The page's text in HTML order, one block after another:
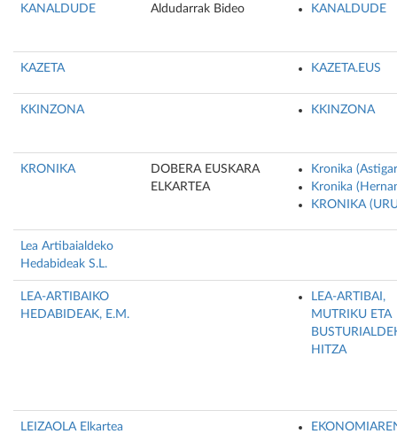
KANALDUDE Aldudarrak Bideo KANALDUDE
KAZETA KAZETA.EUS
KKINZONA KKINZONA
KRONIKA
DOBERA EUSKARA
ELKARTEA
Kronika
Kronika
KRONIKA
Lea Artibaialdeko
Hedabideak S.L.
LEA-ARTIBAIKO
HEDABIDEAK, E.M.
LEA-ARTIBAI,
MUTRIKU ETA
HITZA
LEIZAOLA Elkartea